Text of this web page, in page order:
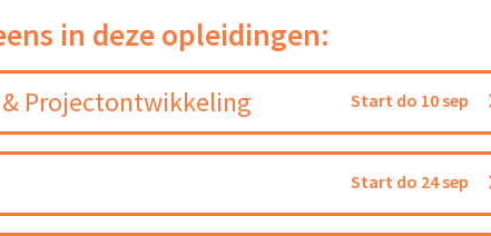
in deze opleidingen:
& Projectontwikkeling Start do 10 sep
Start do 24 sep